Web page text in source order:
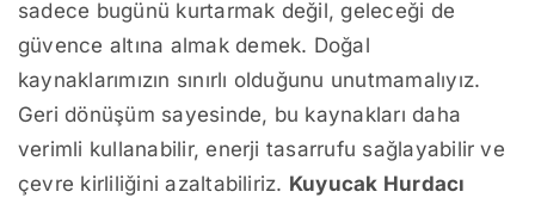
sadece bugünü kurtarmak değil, geleceği de
güvence altına almak demek. Doğal
kaynaklarımızın sınırlı olduğunu unutmamalıyız.
Geri dönüşüm sayesinde, bu kaynakları daha
verimli kullanabilir, enerji tasarrufu sağlayabilir ve
çevre kirliliğini azaltabiliriz. Kuyucak Hurdacı